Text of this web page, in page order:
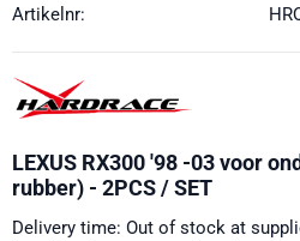
Artikelnr:
LEXUS RX300 '98 -03 voor
rubber) - 2PCS / SET
Delivery time: Out of stock at